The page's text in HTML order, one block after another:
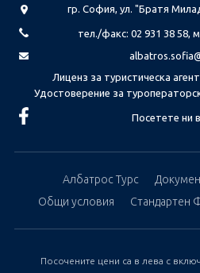
гр. София, ул. "Братя
тел./факс: 02 931 38 58,
Лиценз за туристическа
Удостоверение за
Посетете ни
Албатрос Турс
Общи условия
Стандартен
Посочените цени са в лева с